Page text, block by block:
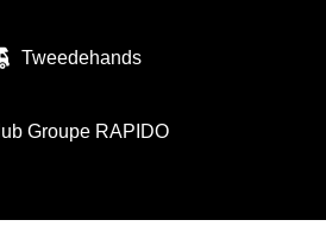
Tweedehands
Groupe RAPIDO